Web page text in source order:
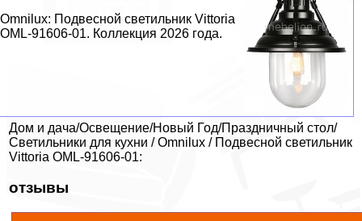
Omnilux: Подвесной светильник Vittoria
OML-91606-01. Коллекция 2026 года.
Дом и дача/Освещение/Новый Год/Праздничный стол/
Светильники для кухни / Omnilux / Подвесной светильник
Vittoria OML-91606-01:
отзывы